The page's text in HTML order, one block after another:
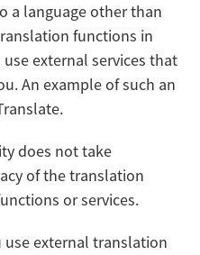
a language other than
functions in
external services that
An example of such an
does not take
of the translation
or services.
use external translation